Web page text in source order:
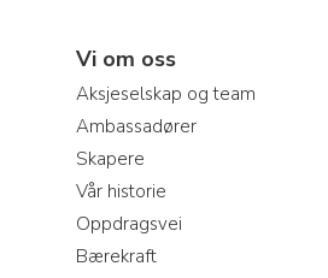
Vi om oss
Aksjeselskap og team
Ambassadører
Skapere
Vår historie
Oppdragsvei
Bærekraft